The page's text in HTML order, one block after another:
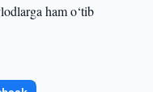
ham o‘tib